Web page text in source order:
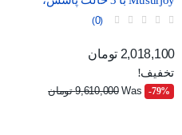
مدل گرد 15 سانتی‌متری
0
قیمت عادی
قیمت
2,018,100 تومان
تخفیف!
‎-79%
Was 9,610,000 تومان